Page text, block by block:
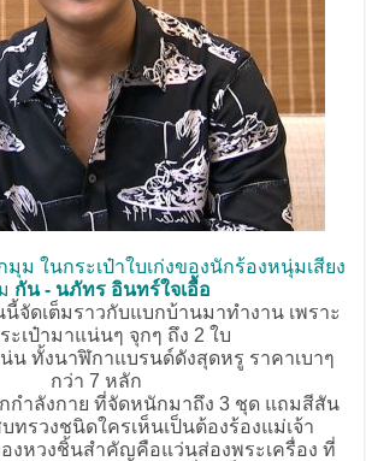
ม ในกระเป๋าใบเก่งของนักร้องหนุ่มเสียง
กัน - นภัทร อินทร์ใจเอื้อ
จัดเต็มราวกับแบกบ้านมาทำงาน เพราะ
ะเป๋ามาแน่นๆ จุกๆ ถึง 2 ใบ
น ทั้งนาฬิกาแบรนด์ดังสุดหรู ราคาเบาๆ
กว่า 7 หลัก
กำลังกาย ที่จัดหนักมาถึง 3 ชุด แถมสีสัน
ทรวงชนิดใครเห็นเป็นต้องร้องแม่เจ้า
งหวงชิ้นสำคัญคือแว่นส่องพระเครื่อง ที่